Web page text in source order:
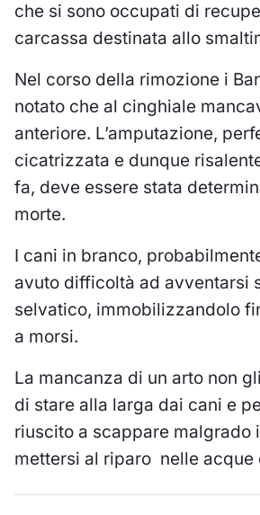
che si sono occupati di
carcassa destinata allo
Nel corso della rimozione i
notato che al cinghiale
anteriore. L’amputazione,
cicatrizzata e dunque
fa, deve essere stata
morte.
I cani in branco,
avuto difficoltà ad avventarsi
selvatico, immobilizzandolo
a morsi.
La mancanza di un arto non
di stare alla larga dai cani e
riuscito a scappare malgrado
mettersi al riparo nelle acque